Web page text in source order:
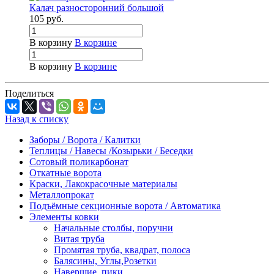
Калач разносторонний большой
105 руб.
В корзину В корзине
В корзину В корзине
Поделиться
Назад к списку
Заборы / Ворота / Калитки
Теплицы / Навесы /Козырьки / Беседки
Сотовый поликарбонат
Откатные ворота
Краски, Лакокрасочные материалы
Металлопрокат
Подъёмные секционные ворота / Автоматика
Элементы ковки
Начальные столбы, поручни
Витая труба
Промятая труба, квадрат, полоса
Балясины, Углы,Розетки
Навершие, пики